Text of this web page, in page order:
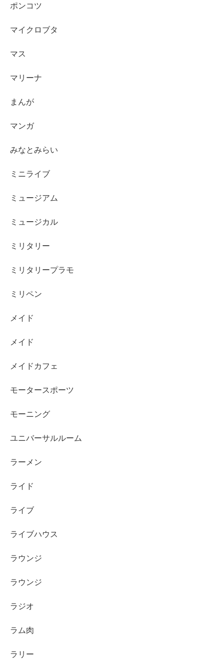
ポンコツ
マイクロブタ
マス
マリーナ
まんが
マンガ
みなとみらい
ミニライブ
ミュージアム
ミュージカル
ミリタリー
ミリタリープラモ
ミリペン
メイド
メイド
メイドカフェ
モータースポーツ
モーニング
ユニバーサルルーム
ラーメン
ライド
ライブ
ライブハウス
ラウンジ
ラウンジ
ラジオ
ラム肉
ラリー